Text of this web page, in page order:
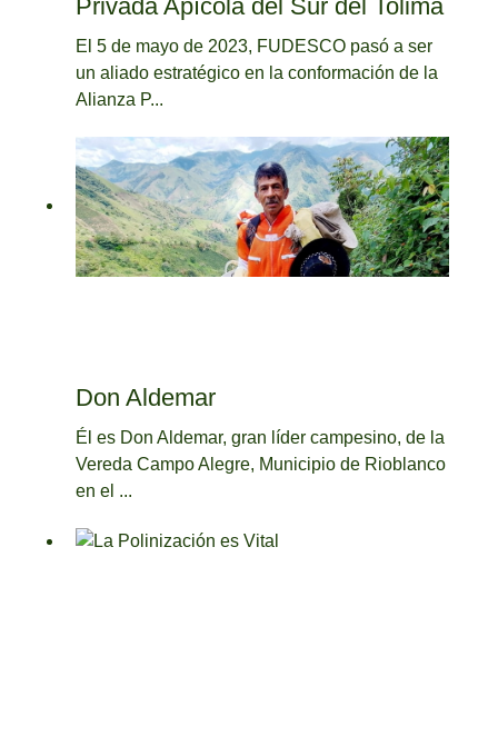
Privada Apícola del Sur del Tolima
El 5 de mayo de 2023, FUDESCO pasó a ser
un aliado estratégico en la conformación de la
Alianza P...
Don Aldemar
Él es Don Aldemar, gran líder campesino, de la
Vereda Campo Alegre, Municipio de Rioblanco
en el ...